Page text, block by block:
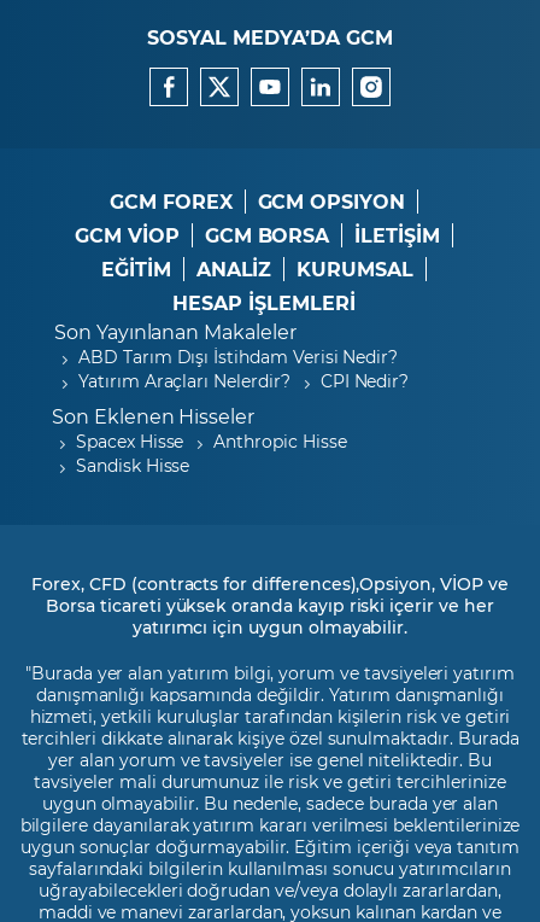
SOSYAL MEDYA’DA GCM
GCM FOREX
GCM OPSIYON
GCM VİOP
GCM BORSA
İLETİŞİM
EĞİTİM
ANALİZ
KURUMSAL
HESAP İŞLEMLERİ
Son Yayınlanan Makaleler
ABD Tarım Dışı İstihdam Verisi Nedir?
Yatırım Araçları Nelerdir?
CPI Nedir?
Son Eklenen Hisseler
Spacex Hisse
Anthropic Hisse
Sandisk Hisse
Forex, CFD (contracts for differences),Opsiyon, VİOP ve
Borsa ticareti yüksek oranda kayıp riski içerir ve her
yatırımcı için uygun olmayabilir.
"Burada yer alan yatırım bilgi, yorum ve tavsiyeleri yatırım
danışmanlığı kapsamında değildir. Yatırım danışmanlığı
hizmeti, yetkili kuruluşlar tarafından kişilerin risk ve getiri
tercihleri dikkate alınarak kişiye özel sunulmaktadır. Burada
yer alan yorum ve tavsiyeler ise genel niteliktedir. Bu
tavsiyeler mali durumunuz ile risk ve getiri tercihlerinize
uygun olmayabilir. Bu nedenle, sadece burada yer alan
bilgilere dayanılarak yatırım kararı verilmesi beklentilerinize
uygun sonuçlar doğurmayabilir. Eğitim içeriği veya tanıtım
sayfalarındaki bilgilerin kullanılması sonucu yatırımcıların
uğrayabilecekleri doğrudan ve/veya dolaylı zararlardan,
maddi ve manevi zararlardan, yoksun kalınan kardan ve